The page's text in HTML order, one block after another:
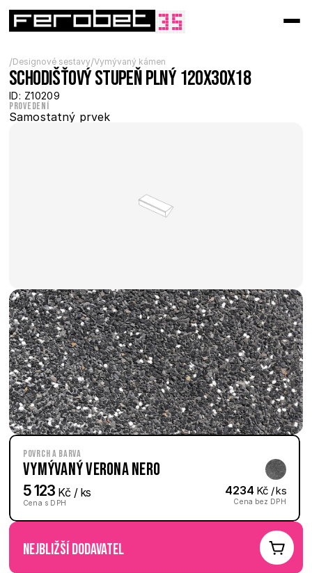
/Designové sestavy/Vymývaný kámen
Schodišťový stupeň plný 120x30x18
ID: Z10209
Provedení
Samostatný prvek
Povrch a barva
Vymývaný Verona nero
5 123 Kč / ks
Cena s DPH
4234 Kč / ks
Cena bez DPH
nejbližší dodavatel